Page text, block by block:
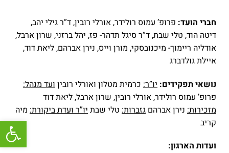
חברי הועד: פרופ’ עמוס רולידר, אורלי רובין, ד”ר גילי יהב,
דיטה הוד, טלי שבת, ד”ר סיגל תדהר- פז, יהל ברזני, שרון ארבל,
אודליה ריימוך- מיכנובסקי, מורן וייס, נירן אברהם, ליאת דוד,
איילת גולדברג
נושאי תפקידים: יו”ר: כרמית מטלון ואורלי רובין ועד מנהל:
פרופ’ עמוס רולידר, אורלי רובין, שרון ארבל, ליאת דוד
מזכירות: נירן אברהם גזברות: טלי שבת יו”ר ועדת ביקורת: מיה
קריב
ועדות הארגון: